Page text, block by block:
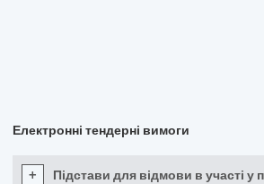
Електронні тендерні вимоги
+ Підстави для відмови в участі у